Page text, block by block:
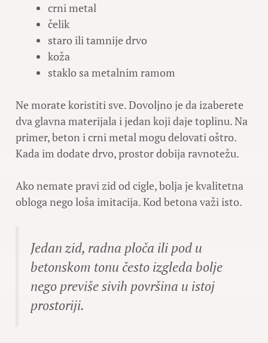
crni metal
čelik
staro ili tamnije drvo
koža
staklo sa metalnim ramom
Ne morate koristiti sve. Dovoljno je da izaberete
dva glavna materijala i jedan koji daje toplinu. Na
primer, beton i crni metal mogu delovati oštro.
Kada im dodate drvo, prostor dobija ravnotežu.
Ako nemate pravi zid od cigle, bolja je kvalitetna
obloga nego loša imitacija. Kod betona važi isto.
Jedan zid, radna ploča ili pod u
betonskom tonu često izgleda bolje
nego previše sivih površina u istoj
prostoriji.